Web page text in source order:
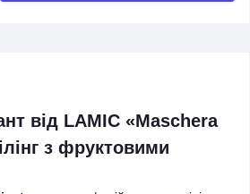
від LAMIC «Maschera
з фруктовими